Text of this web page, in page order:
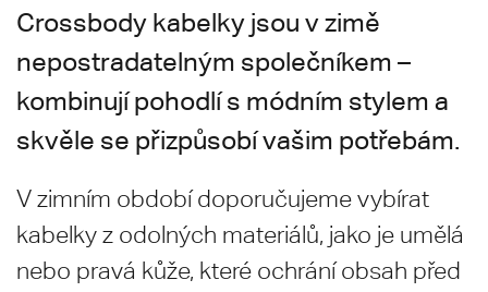
Crossbody kabelky jsou v zimě
nepostradatelným společníkem –
kombinují pohodlí s módním stylem a
skvěle se přizpůsobí vašim potřebám.
V zimním období doporučujeme vybírat
kabelky z odolných materiálů, jako je umělá
nebo pravá kůže, které ochrání obsah před